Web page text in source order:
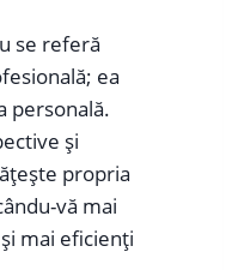
se referă
ea
personală.
și
propria
vă mai
mai eficienți